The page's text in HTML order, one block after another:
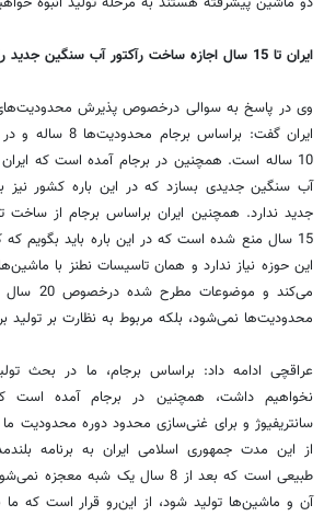
ایران تا 15 سال اجازه ساخت رآکتور آب سنگین جدید را ندارد
وی در پاسخ به سوالی درخصوص پذیرش محدودیت‌های
ایران گفت: براساس
آب سنگین جدیدی بسازد که در این باره کشور نیز
جدید ندارد. همچنین ایران براساس برجام از ساخت
15 سال منع شده است که در این باره باید بگویم
محدودیت‌ها نمی‌شود، بلکه مربوط به نظارت بر
عراقچی ادامه داد: براساس برجام، ما در بحث
نخواهیم داشت، همچنین در برجام آمده است
از این مدت جمهوری اسلامی ایران به برنامه
طبیعی است که بعد از 8 سال یک شبه
آن و ماشین‌ها تولید شود، از این‌رو قرار است که ما